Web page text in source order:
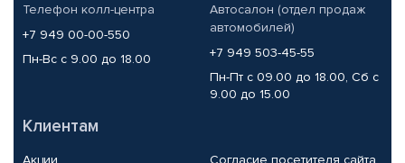
Телефон колл-центра
+7 949 00-00-550
Пн-Вс с 9.00 до 18.00
Автосалон (отдел продаж
автомобилей)
+7 949 503-45-55
Пн-Пт с 09.00 до 18.00, Сб с
9.00 до 15.00
Клиентам
Акции Согласие посетителя сайта